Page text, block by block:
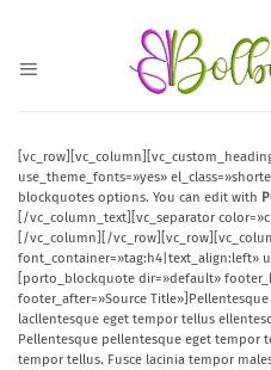
use_theme_fonts=»yes»
blockquotes options. You can edit with
[/vc_column_text][vc_separator
[/vc_column][/
font_container=»tag:h4|text_align:left»
[porto_blockquote dir=»default»
footer_after=»Source
lacllentesque eget tempor tellus
Pellentesque pellentesque eget tempor
tempor tellus. Fusce lacinia tempor